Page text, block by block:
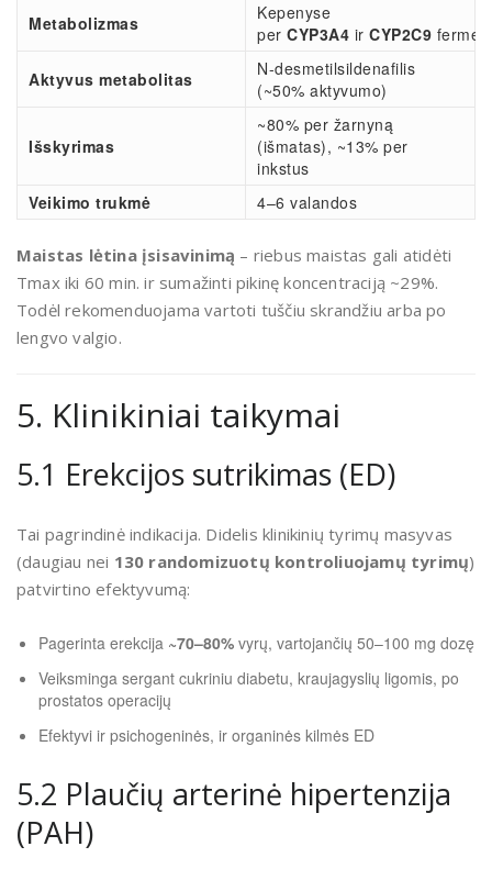
Metabolizmas
Kepenyse
per CYP3A4 ir CYP2C9
Aktyvus metabolitas
N-desmetilsildenafilis
(~50% aktyvumo)
Išskyrimas
~80% per žarnyną
(išmatas), ~13% per
inkstus
Veikimo trukmė
4–6 valandos
Maistas lėtina įsisavinimą – riebus maistas gali atidėti
Tmax iki 60 min. ir sumažinti pikinę koncentraciją ~29%.
Todėl rekomenduojama vartoti tuščiu skrandžiu arba po
lengvo valgio.
5. Klinikiniai taikymai
5.1 Erekcijos sutrikimas (ED)
Tai pagrindinė indikacija. Didelis klinikinių tyrimų masyvas
(daugiau nei 130 randomizuotų kontroliuojamų tyrimų)
patvirtino efektyvumą:
Pagerinta erekcija ~70–80% vyrų, vartojančių 50–100 mg dozę
Veiksminga sergant cukriniu diabetu, kraujagyslių ligomis, po
prostatos operacijų
Efektyvi ir psichogeninės, ir organinės kilmės ED
5.2 Plaučių arterinė hipertenzija
(PAH)